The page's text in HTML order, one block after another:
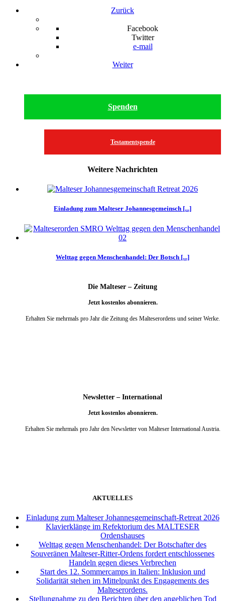
Zurück
Facebook
Twitter
e-mail
Weiter
Spenden
Testamentspende
Weitere Nachrichten
Einladung zum Malteser Johannesgemeinsch [...]
Welttag gegen Menschenhandel: Der Botsch [...]
Die Malteser – Zeitung
Jetzt kostenlos abonnieren.
Erhalten Sie mehrmals pro Jahr die Zeitung des Malteserordens und seiner Werke.
Newsletter – International
Jetzt kostenlos abonnieren.
Erhalten Sie mehrmals pro Jahr den Newsletter von Malteser International Austria.
AKTUELLES
Einladung zum Malteser Johannesgemeinschaft-Retreat 2026
Klavierklänge im Refektorium des MALTESER
Ordenshauses
Welttag gegen Menschenhandel: Der Botschafter des
Souveränen Malteser-Ritter-Ordens fordert entschlossenes
Handeln gegen dieses Verbrechen
Start des 12. Sommercamps in Italien: Inklusion und
Solidarität stehen im Mittelpunkt des Engagements des
Malteserordens.
Stellungnahme zu den Berichten über den angeblichen Tod